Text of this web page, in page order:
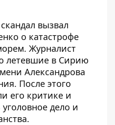
вызвал
о катастрофе
Журналист
летевшие в Сирию
Александрова
После этого
его критике и
дело и